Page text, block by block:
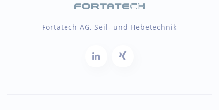
Fortatech AG, Seil- und Hebetechnik